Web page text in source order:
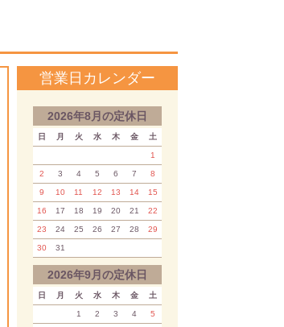
営業日カレンダー
2026年8月の定休日
日 月 火 水 木 金 土
1
2 3 4 5 6 7 8
9 10 11 12 13 14 15
16 17 18 19 20 21 22
23 24 25 26 27 28 29
30 31
2026年9月の定休日
日 月 火 水 木 金 土
1 2 3 4 5